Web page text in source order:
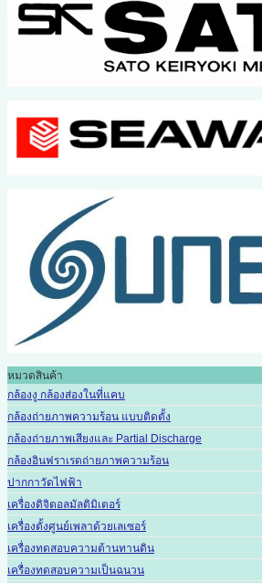
หมวดสินค้า
กล้องงู กล้องส่องในที่แคบ
กล้องถ่ายภาพความร้อน แบบติดตั้ง
กล้องถ่ายภาพเสียงและ Partial Discharge
กล้องอินฟราเรดถ่ายภาพความร้อน
ปากกาวัดไฟฟ้า
เครื่องดิจิตอลมัลติมิเตอร์
เครื่องตั้งศูนย์เพลาด้วยเลเซอร์
เครื่องทดสอบความต้านทานดิน
เครื่องทดสอบความเป็นฉนวน